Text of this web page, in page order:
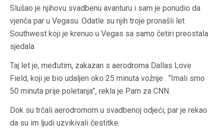
Slušao je njihovu svadbenu avanturu i sam je ponudio da
vjenča par u Vegasu. Odatle su njih troje pronašli let
Southwest koji je krenuo u Vegas sa samo četiri preostala
sjedala
Taj let je, međutim, zakazan s aerodroma Dallas Love
Field, koji je bio udaljen oko 25 minuta vožnje . “Imali smo
50 minuta prije poletanja”, rekla je Pam za CNN.
Dok su trčali aerodromom u svadbenoj odjeći, par je rekao
da su im ljudi uzvikivali čestitke.